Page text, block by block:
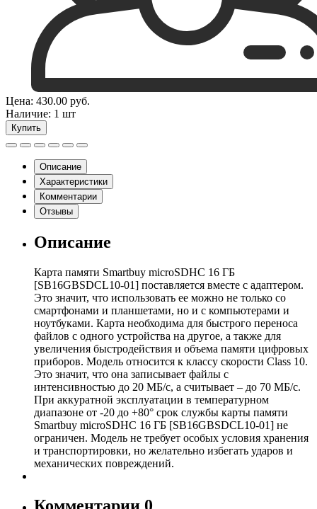
Цена: 430.00 руб.
Наличие: 1 шт
Купить
Описание
Характеристики
Комментарии
Отзывы
Описание
Карта памяти Smartbuy microSDHC 16 ГБ
[SB16GBSDCL10-01] поставляется вместе с адаптером.
Это значит, что использовать ее можно не только со
смартфонами и планшетами, но и с компьютерами и
ноутбуками. Карта необходима для быстрого переноса
файлов с одного устройства на другое, а также для
увеличения быстродействия и объема памяти цифровых
приборов. Модель относится к классу скорости Class 10.
Это значит, что она записывает файлы с
интенсивностью до 20 МБ/с, а считывает – до 70 МБ/с.
При аккуратной эксплуатации в температурном
диапазоне от -20 до +80° срок службы карты памяти
Smartbuy microSDHC 16 ГБ [SB16GBSDCL10-01] не
ограничен. Модель не требует особых условия хранения
и транспортировки, но желательно избегать ударов и
механических повреждений.